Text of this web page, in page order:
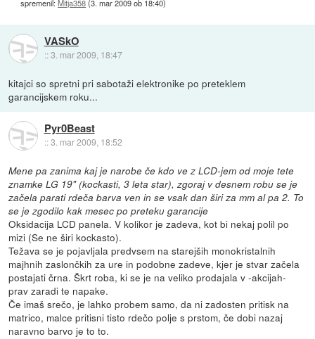
spremenil: Mitja358(3. mar 2009 ob 18:40)
VASkO
::3. mar 2009, 18:47
kitajci so spretni pri sabotaži elektronike po preteklem
garancijskem roku...
Pyr0Beast
::3. mar 2009, 18:52
Mene pa zanima kaj je narobe če kdo ve z LCD-jem od moje tete
znamke LG 19" (kockasti, 3 leta star), zgoraj v desnem robu se je
začela parati rdeča barva ven in se vsak dan širi za mm al pa 2. To
se je zgodilo kak mesec po preteku garancije
Oksidacija LCD panela. V kolikor je zadeva, kot bi nekaj polil po
mizi (Se ne širi kockasto).
Težava se je pojavljala predvsem na starejših monokristalnih
majhnih zaslončkih za ure in podobne zadeve, kjer je stvar začela
postajati črna. Škrt roba, ki se je na veliko prodajala v -akcijah-
prav zaradi te napake.
Če imaš srečo, je lahko probem samo, da ni zadosten pritisk na
matrico, malce pritisni tisto rdečo polje s prstom, če dobi nazaj
naravno barvo je to to.